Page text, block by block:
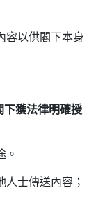
以供閣下本身
下獲法律明確授
。
士傳送內容；